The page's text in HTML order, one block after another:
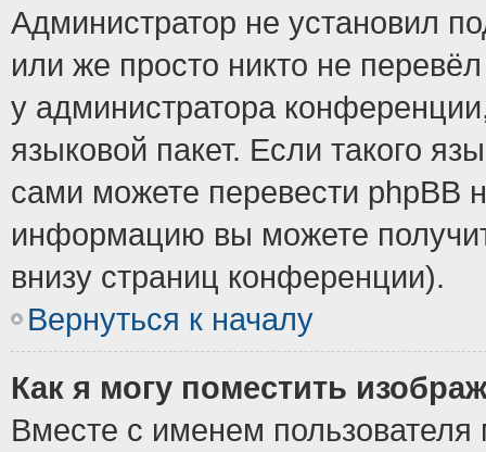
Администратор не установил
или же просто никто не
у администратора
языковой пакет. Если такого
сами можете перевести phpBB
информацию вы можете
внизу страниц конференции).
Вернуться к началу
Как я могу поместить
Вместе с именем пользователя